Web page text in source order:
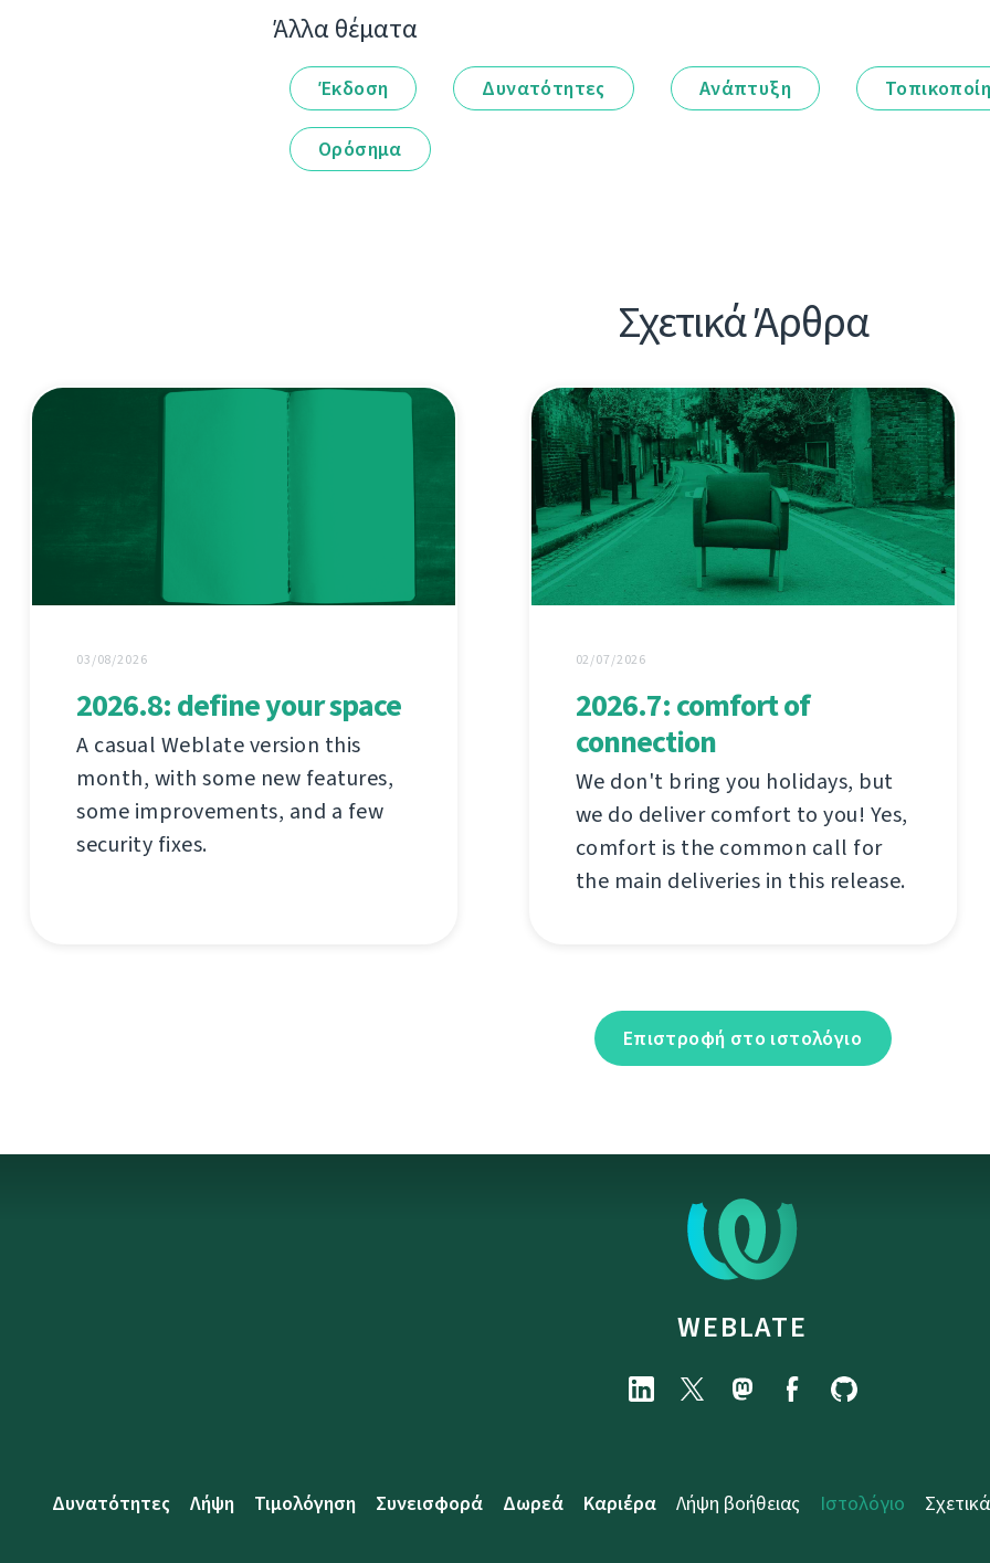
Άλλα θέματα
Έκδοση Δυνατότητες Ανάπτυξη
Ορόσημα
Σχετικά Άρθρα
03/08/2026
2026.8: define your space
A casual Weblate version this
month, with some new features,
some improvements, and a few
security fixes.
02/07/2026
2026.7: comfort of
connection
We don't bring you holidays, but
we do deliver comfort to you! Yes,
comfort is the common call for
the main deliveries in this release.
Επιστροφή στο ιστολόγιο
WEBLATE
Δυνατότητες Λήψη Τιμολόγηση Συνεισφορά Δωρεά Καριέρα Λήψη βοήθειας Ιστολόγιο Σχετικά